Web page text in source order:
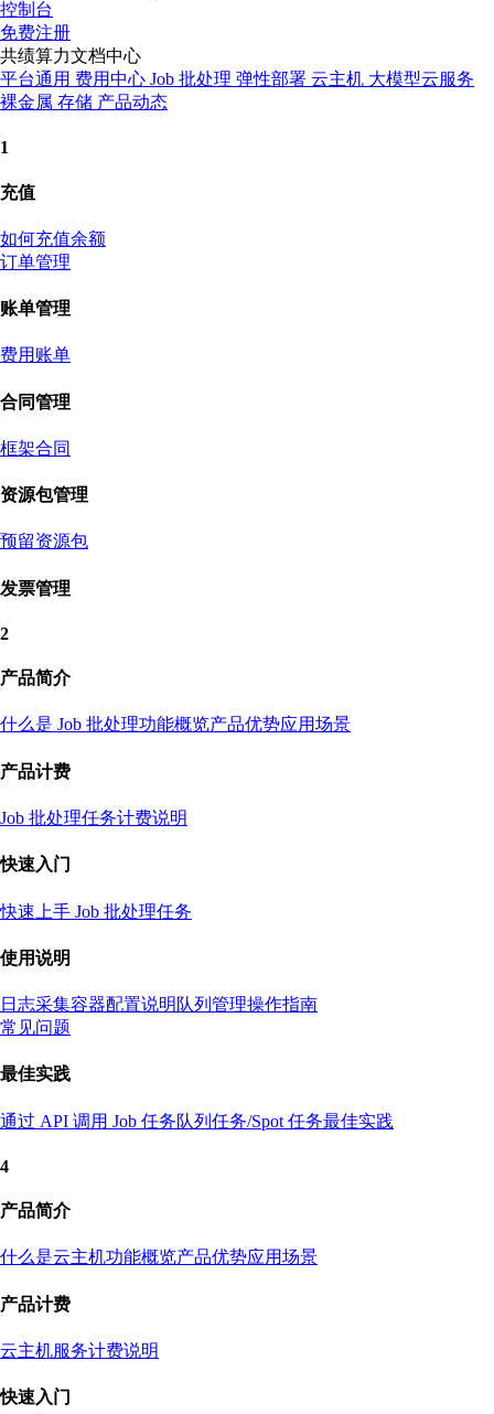
控制台
免费注册
共绩算力文档中心
平台通用 费用中心 Job 批处理 弹性部署 云主机 大模型云服务
裸金属 存储 产品动态
1
充值
如何充值余额
订单管理
账单管理
费用账单
合同管理
框架合同
资源包管理
预留资源包
发票管理
2
产品简介
什么是 Job 批处理功能概览产品优势应用场景
产品计费
Job 批处理任务计费说明
快速入门
快速上手 Job 批处理任务
使用说明
日志采集容器配置说明 队列管理操作指南
常见问题
最佳实践
通过 API 调用 Job 任务队列任务/Spot 任务最佳实践
4
产品简介
什么是云主机功能概览产品优势应用场景
产品计费
云主机服务计费说明
快速入门